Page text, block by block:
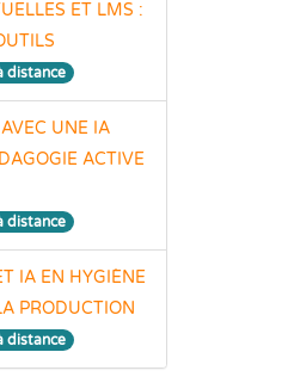
ET LMS :
distance
UNE IA
ACTIVE
distance
IA EN HYGIÈNE
PRODUCTION
distance